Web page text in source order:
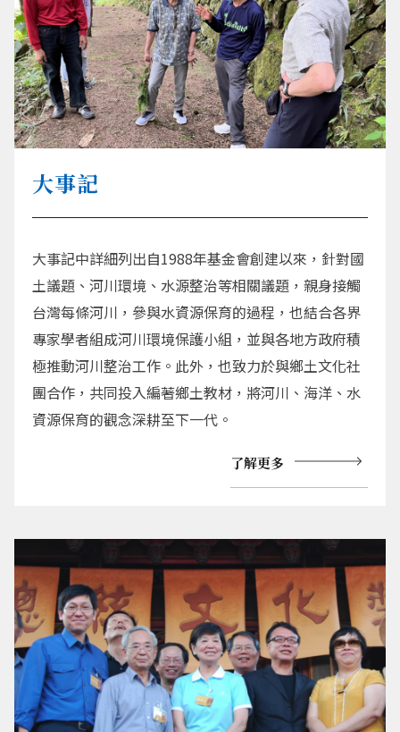
大事記
大事記中詳細列出自1988年基金會創建以來，針對國
土議題、河川環境、水源整治等相關議題，親身接觸
台灣每條河川，參與水資源保育的過程，也結合各界
專家學者組成河川環境保護小組，並與各地方政府積
極推動河川整治工作。此外，也致力於與鄉土文化社
團合作，共同投入編著鄉土教材，將河川、海洋、水
資源保育的觀念深耕至下一代。
了解更多